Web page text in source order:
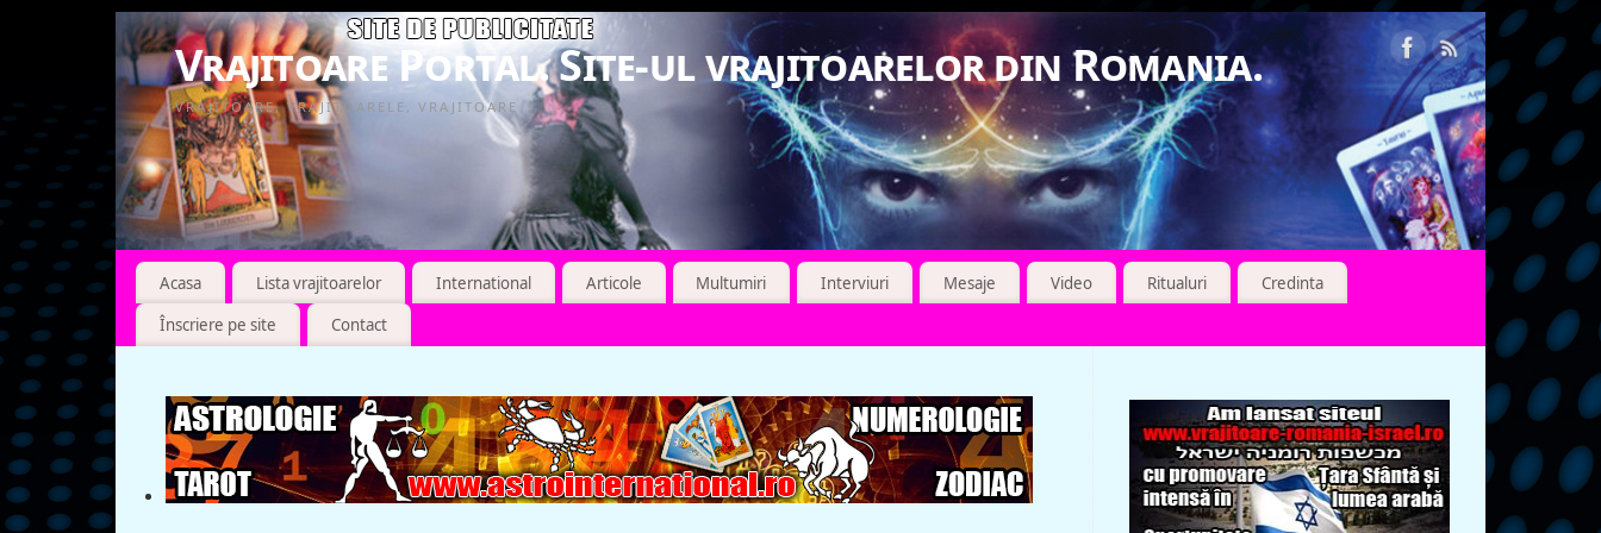
Vrajitoare Portal. Site-ul vrajitoarelor din Romania.
VRAJITOARE, VRAJITOARELE, VRAJITOARE
Acasa Lista vrajitoarelor International Articole Multumiri Interviuri Mesaje Video Ritualuri
Credinta
Înscriere pe site
Contact